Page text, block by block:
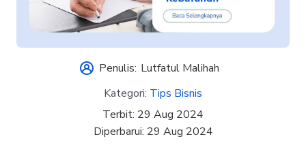
Penulis: Lutfatul Malihah
Kategori: Tips Bisnis
Terbit: 29 Aug 2024
Diperbarui: 29 Aug 2024